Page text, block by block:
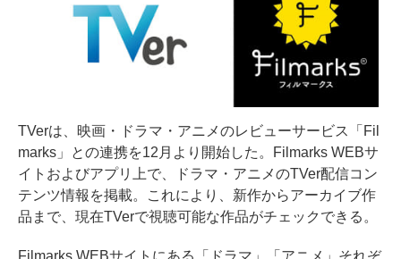
TVerは、映画・ドラマ・アニメのレビューサービス「Fil
marks」との連携を12月より開始した。Filmarks WEBサ
イトおよびアプリ上で、ドラマ・アニメのTVer配信コン
テンツ情報を掲載。これにより、新作からアーカイブ作
品まで、現在TVerで視聴可能な作品がチェックできる。
Filmarks WEBサイトにある「ドラマ」「アニメ」それぞ